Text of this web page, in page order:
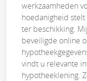
werkzaamheden
hoedanigheid
ter beschikking.
beveiligde online
vindt u relevante
hypotheeklening.